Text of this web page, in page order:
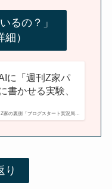
るの？」
）
Z家の裏側「ブログスタート実況局…
に「週刊Z家パ
書かせる実験、
り